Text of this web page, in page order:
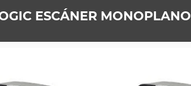
ESCÁNER MONOPLANO